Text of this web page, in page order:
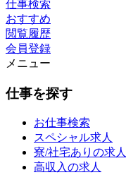
仕事検索
おすすめ
閲覧履歴
会員登録
メニュー
仕事を探す
お仕事検索
スペシャル求人
寮/社宅ありの求人
高収入の求人